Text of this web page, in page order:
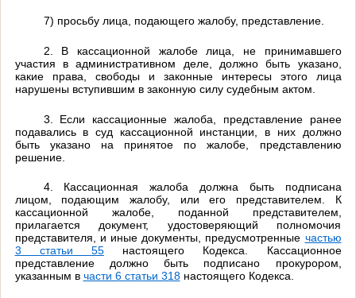
7) просьбу лица, подающего жалобу, представление.
2. В кассационной жалобе лица, не принимавшего
участия в административном деле, должно быть указано,
какие права, свободы и законные интересы этого лица
нарушены вступившим в законную силу судебным актом.
3. Если кассационные жалоба, представление ранее
подавались в суд кассационной инстанции, в них должно
быть указано на принятое по жалобе, представлению
решение.
4. Кассационная жалоба должна быть подписана
лицом, подающим жалобу, или его представителем. К
кассационной жалобе, поданной представителем,
прилагается документ, удостоверяющий полномочия
представителя, и иные документы, предусмотренные частью
3 статьи 55настоящего Кодекса. Кассационное
представление должно быть подписано прокурором,
указанным в части 6 статьи 318настоящего Кодекса.